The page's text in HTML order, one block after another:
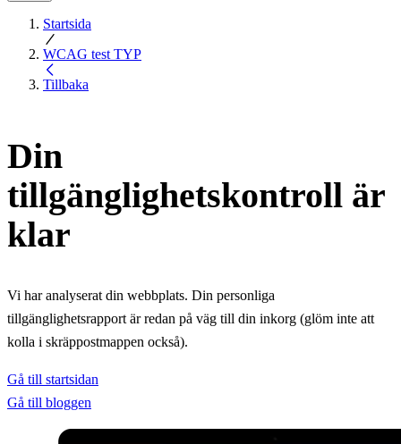
Startsida
WCAG test TYP
Tillbaka
Din
tillgänglighetskontroll är
klar
Vi har analyserat din webbplats. Din personliga
tillgänglighetsrapport är redan på väg till din inkorg (glöm inte att
kolla i skräppostmappen också).
Gå till startsidan
Gå till bloggen